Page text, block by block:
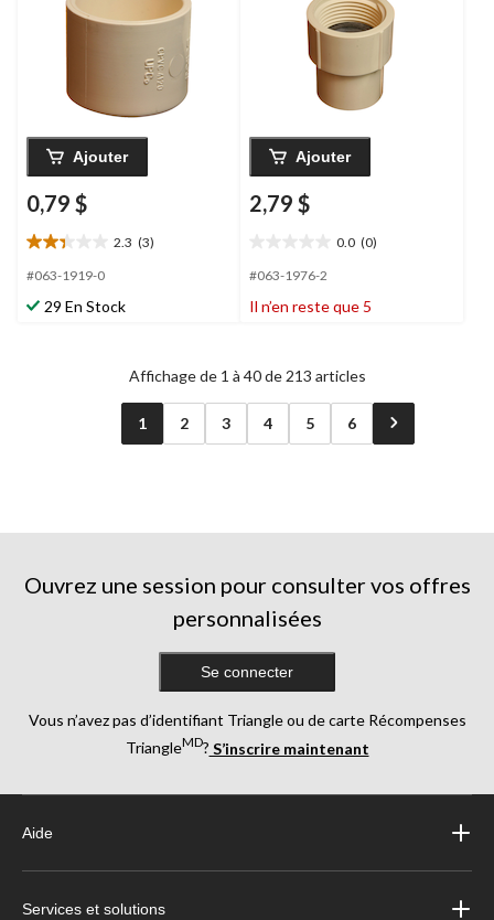
Ajouter
0,79 $
2.3 (3)
2.3
étoile(s)
5.
#063-1919-0
29 En Stock
Ajouter
2,79 $
0.0 (0)
étoile(s)
5.
#063-1976-2
Il n’en reste que 5
Affichage de 1 à 40 de 213 articles
1 2 3 4 5 6
Ouvrez une session pour consulter vos offres
personnalisées
Se connecter
Vous n’avez pas d’identifiant Triangle ou de carte Récompenses
TriangleMD? S’inscrire maintenant
Aide
Services et solutions